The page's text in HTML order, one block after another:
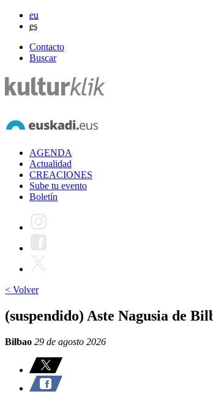
eu
es
Contacto
Buscar
AGENDA
Actualidad
CREACIONES
Sube tu evento
Boletín
< Volver
(suspendido) Aste Nagusia de
Bilbao 29 de agosto 2026